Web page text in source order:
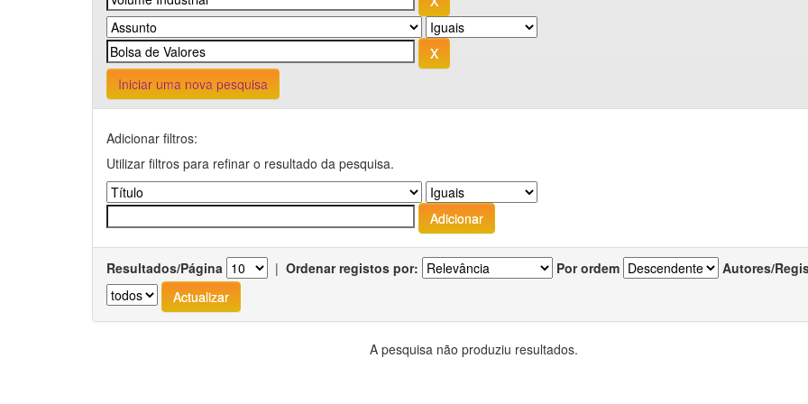
Iniciar uma nova pesquisa
Adicionar filtros:
Utilizar filtros para refinar o resultado da pesquisa.
Resultados/Página | Ordenar registos por: Por ordem Autores/
A pesquisa não produziu resultados.